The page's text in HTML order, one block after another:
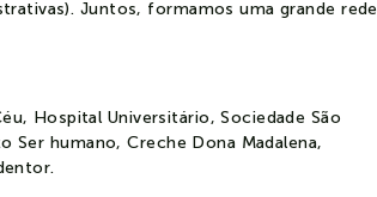
Juntos, formamos uma grande rede
Hospital Universitário, Sociedade São
Ser humano, Creche Dona Madalena,